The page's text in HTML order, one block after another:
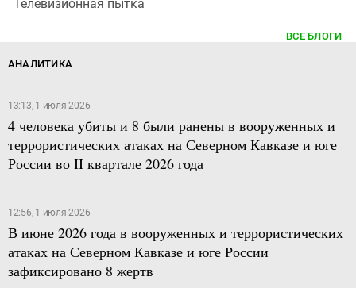
Телевизионная пытка
ВСЕ БЛОГИ
АНАЛИТИКА
13:13, 1 июля 2026
4 человека убиты и 8 были ранены в вооруженных и
террористических атаках на Северном Кавказе и юге
России во II квартале 2026 года
12:56, 1 июля 2026
В июне 2026 года в вооруженных и террористических
атаках на Северном Кавказе и юге России
зафиксировано 8 жертв